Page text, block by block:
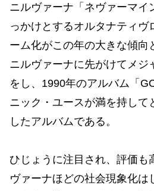
ニルヴァーナ「ネヴァーマイ
っかけとするオルタナティヴ
ーム化がこの年の大きな傾向
ニルヴァーナに先がけてメジ
をし、1990年のアルバム「
ニック・ユースが満を持して
したアルバムである。
ひじょうに注目され、評価も
ヴァーナほどの社会現象化は